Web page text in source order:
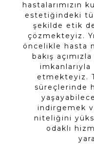
hastalarımızın
estetiğindeki
şekilde etik
çözmekteyiz.
öncelikle hasta
bakış
imkanlarıyla
etmekteyiz.
süreçlerinde
indirgemek
niteliğini
odaklı